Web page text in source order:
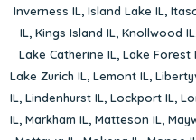
Inverness IL, Island Lake IL,
IL, Kings Island IL, Knollwood IL
Lake Catherine IL, Lake Forest
Lake Zurich IL, Lemont IL,
IL, Lindenhurst IL, Lockport IL,
IL, Markham IL, Matteson IL,